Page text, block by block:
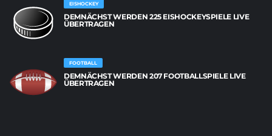
EISHOCKEY
DEMNÄCHST WERDEN 225 EISHOCKEYSPIELE LIVE
ÜBERTRAGEN
FOOTBALL
DEMNÄCHST WERDEN 207 FOOTBALLSPIELE LIVE
ÜBERTRAGEN